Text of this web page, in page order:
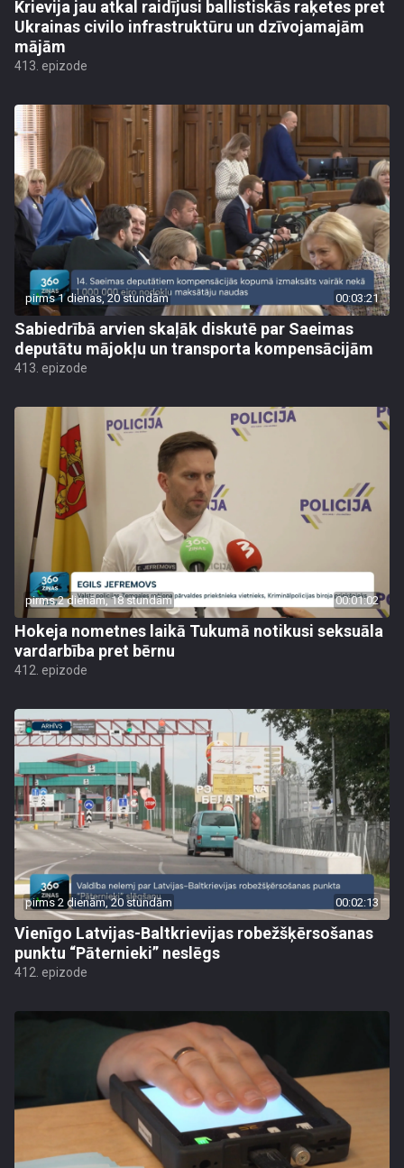
Krievija jau atkal raidījusi ballistiskās raķetes pret
Ukrainas civilo infrastruktūru un dzīvojamajām
mājām
413. epizode
pirms 1 dienas, 20 stundām 00:03:21
Sabiedrībā arvien skaļāk diskutē par Saeimas
deputātu mājokļu un transporta kompensācijām
413. epizode
pirms 2 dienām, 18 stundām 00:01:02
Hokeja nometnes laikā Tukumā notikusi seksuāla
vardarbība pret bērnu
412. epizode
pirms 2 dienām, 20 stundām 00:02:13
Vienīgo Latvijas-Baltkrievijas robežšķērsošanas
punktu “Pāternieki” neslēgs
412. epizode